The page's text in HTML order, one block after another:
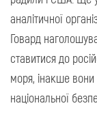
аналітичної
Говард
ставитися до
моря, інакше
національної